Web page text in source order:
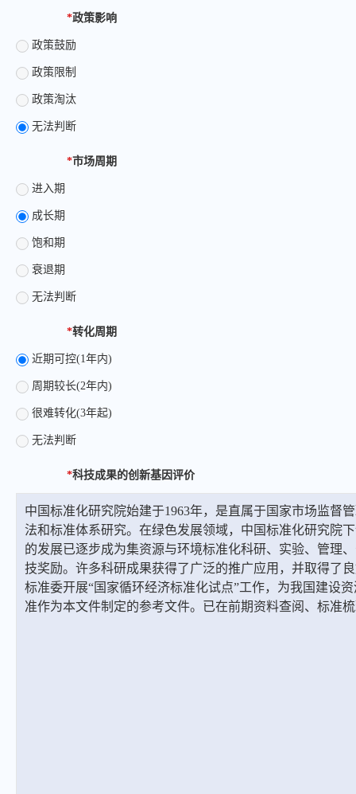
*政策影响
政策鼓励
政策限制
政策淘汰
无法判断
*市场周期
进入期
成长期
饱和期
衰退期
无法判断
*转化周期
近期可控(1年内)
周期较长(2年内)
很难转化(3年起)
无法判断
*科技成果的创新基因评价